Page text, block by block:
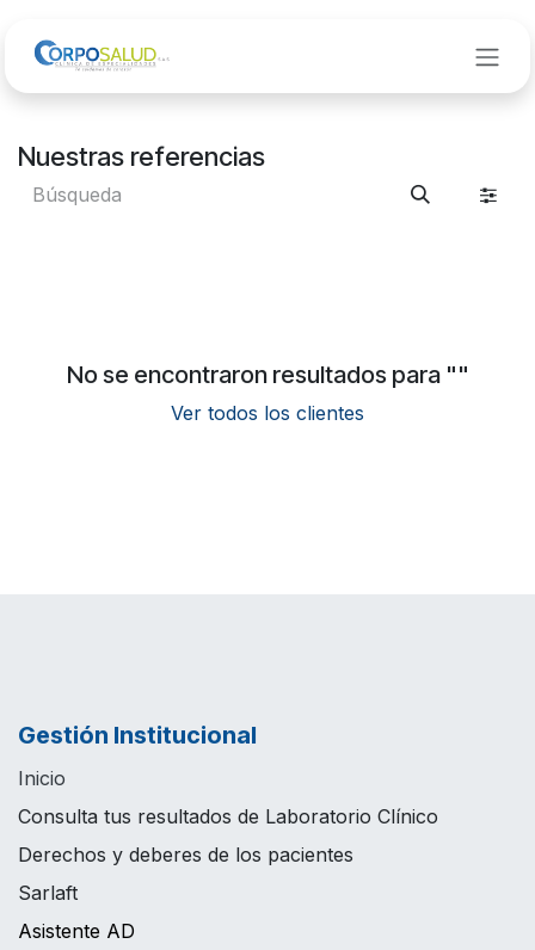
Nuestras referencias
No se encontraron resultados para ""
Ver todos los clientes
Gestión Institucional
Inicio
Consulta tus resultados de Laboratorio Clínico
Derechos y deberes de los pacientes
Sarlaft
Asistente AD